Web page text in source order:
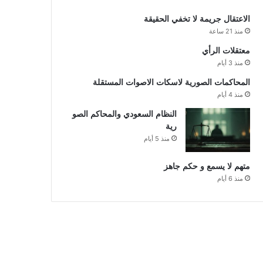
الاعتقال جريمة لا تخفي الحقيقة
منذ 21 ساعة
معتقلات الرأي
منذ 3 أيام
المحاكمات الصورية لاسكات الاصوات المستقلة
منذ 4 أيام
النظام السعودي والمحاكم الصو
رية
منذ 5 أيام
متهم لا يسمع و حكم جاهز
منذ 6 أيام